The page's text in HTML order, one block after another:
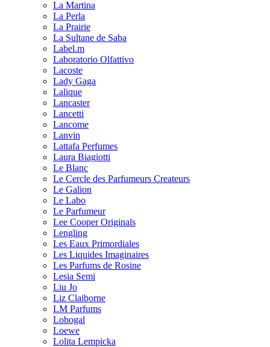
La Martina
La Perla
La Prairie
La Sultane de Saba
Label.m
Laboratorio Olfattivo
Lacoste
Lady Gaga
Lalique
Lancaster
Lancetti
Lancome
Lanvin
Lattafa Perfumes
Laura Biagiotti
Le Blanc
Le Cercle des Parfumeurs Createurs
Le Galion
Le Labo
Le Parfumeur
Lee Cooper Originals
Lengling
Les Eaux Primordiales
Les Liquides Imaginaires
Les Parfums de Rosine
Lesia Semi
Liu Jo
Liz Claiborne
LM Parfums
Lobogal
Loewe
Lolita Lempicka